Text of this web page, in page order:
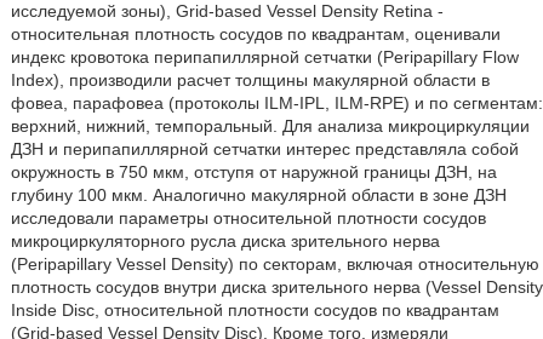
исследуемой зоны), Grid-based Vessel Density Retina -
относительная плотность сосудов по квадрантам, оценивали
индекс кровотока перипапиллярной сетчатки (Peripapillary Flow
Index), производили расчет толщины макулярной области в
фовеа, парафовеа (протоколы ILM-IPL, ILM-RPE) и по сегментам:
верхний, нижний, темпоральный. Для анализа микроциркуляции
ДЗН и перипапиллярной сетчатки интерес представляла собой
окружность в 750 мкм, отступя от наружной границы ДЗН, на
глубину 100 мкм. Аналогично макулярной области в зоне ДЗН
исследовали параметры относительной плотности сосудов
микроциркуляторного русла диска зрительного нерва
(Peripapillary Vessel Density) по секторам, включая относительную
плотность сосудов внутри диска зрительного нерва (Vessel Density
Inside Disc, относительной плотности сосудов по квадрантам
(Grid-based Vessel Density Disc). Кроме того, измеряли